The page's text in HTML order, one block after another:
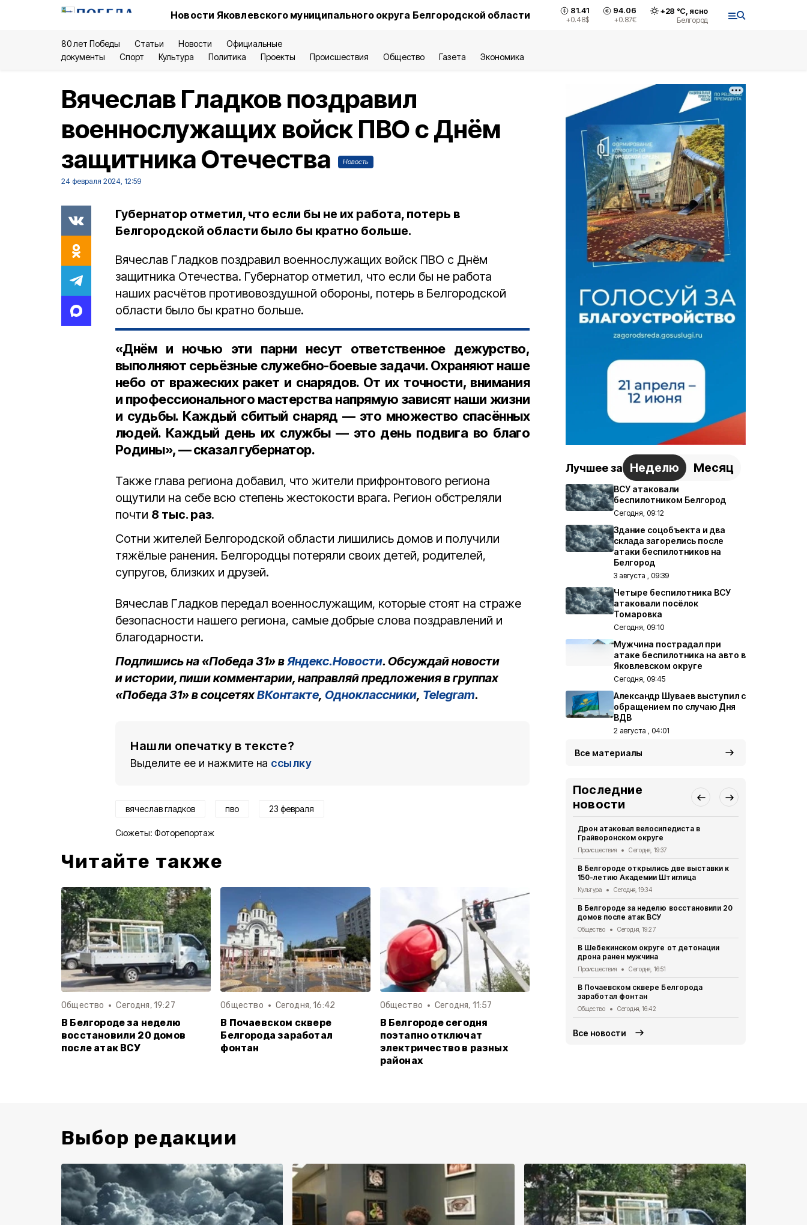
Новости Яковлевского муниципального округа Белгородской области 81.41
+0.48$
94.06
+0.87€
+28 °С, ясно
Белгород
80 лет Победы Статьи Новости
Официальные
документы
Спорт Культура Политика Проекты Происшествия Общество Газета Экономика
Вячеслав Гладков поздравил
военнослужащих войск ПВО с Днём
защитника Отечества
Новость
24 февраля 2024, 12:59
Губернатор отметил, что если бы не их работа, потерь в
Белгородской области было бы кратно больше.
Вячеслав Гладков поздравил военнослужащих войск ПВО с Днём
защитника Отечества. Губернатор отметил, что если бы не работа
наших расчётов противовоздушной обороны, потерь в Белгородской
области было бы кратно больше.
«Днём и ночью эти парни несут ответственное дежурство,
выполняют серьёзные служебно-боевые задачи. Охраняют наше
небо от вражеских ракет и снарядов. От их точности, внимания
и профессионального мастерства напрямую зависят наши жизни
и судьбы. Каждый сбитый снаряд — это множество спасённых
людей. Каждый день их службы — это день подвига во благо
Родины», — сказал губернатор.
Также глава региона добавил, что жители прифронтового региона
ощутили на себе всю степень жестокости врага. Регион обстреляли
почти 8 тыс. раз.
Сотни жителей Белгородской области лишились домов и получили
тяжёлые ранения. Белгородцы потеряли своих детей, родителей,
супругов, близких и друзей.
Вячеслав Гладков передал военнослужащим, которые стоят на страже
безопасности нашего региона, самые добрые слова поздравлений и
благодарности.
Подпишись на «Победа 31» вЯндекс.Новости. Обсуждай новости
и истории, пиши комментарии, направляй предложения в группах
«Победа 31» в соцсетяхВКонтакте, Одноклассники, Telegram.
Нашли опечатку в тексте?
Выделите ее и нажмите на ссылку
вячеслав гладков пво 23 февраля
Сюжеты: Фоторепортаж
Читайте также
Общество Сегодня, 19:27
В Белгороде за неделю
восстановили 20 домов
после атак ВСУ
Общество Сегодня, 16:42
В Почаевском сквере
Белгорода заработал
фонтан
Общество Сегодня, 11:57
В Белгороде сегодня
поэтапно отключат
электричество в разных
районах
Лучшее за Неделю Месяц
ВСУ атаковали
беспилотником Белгород
Сегодня, 09:12
Здание соцобъекта и два
склада загорелись после
атаки беспилотников на
Белгород
3 августа , 09:39
Четыре беспилотника ВСУ
атаковали посёлок
Томаровка
Сегодня, 09:10
Мужчина пострадал при
атаке беспилотника на авто в
Яковлевском округе
Сегодня, 09:45
Александр Шуваев выступил с
обращением по случаю Дня
ВДВ
2 августа , 04:01
Все материалы
Последние
новости
Дрон атаковал велосипедиста в
Грайворонском округе
Происшествия Сегодня, 19:37
В Белгороде открылись две выставки к
150-летию Академии Штиглица
Культура Сегодня, 19:34
В Белгороде за неделю восстановили 20
домов после атак ВСУ
Общество Сегодня, 19:27
В Шебекинском округе от детонации
дрона ранен мужчина
Происшествия Сегодня, 16:51
В Почаевском сквере Белгорода
заработал фонтан
Общество Сегодня, 16:42
Все новости
Выбор редакции